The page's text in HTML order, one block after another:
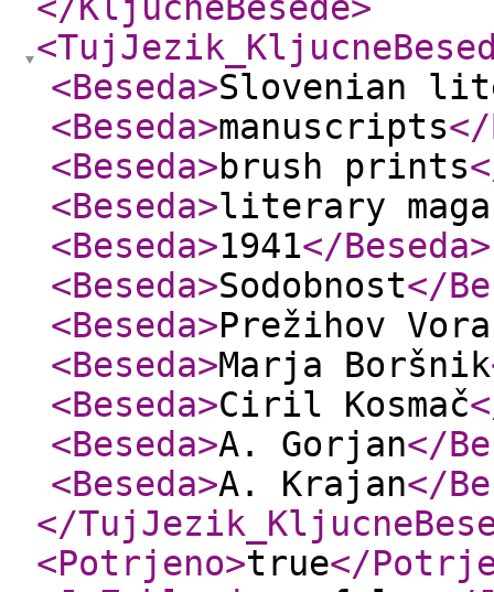
<Beseda>Slovenian
<Beseda>manuscripts</
<Beseda>brush prints
<Beseda>literary
<Beseda>1941</Beseda>
<Beseda>Sodobnost</
<Beseda>Prežihov
<Beseda>Marja Boršnik
<Beseda>Ciril Kosmač
<Beseda>A. Gorjan</
<Beseda>A. Krajan</
</
<Potrjeno>true</